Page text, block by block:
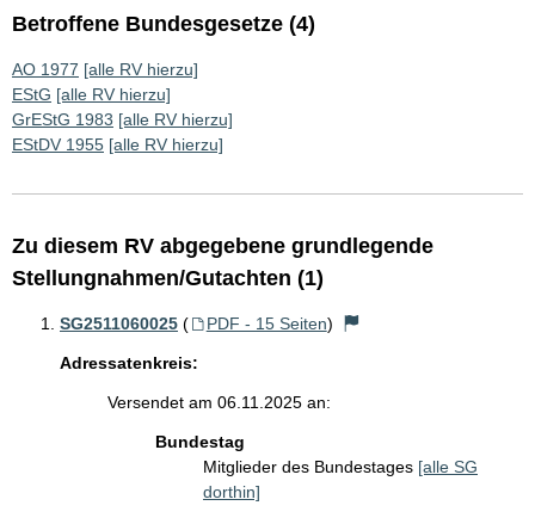
Betroffene Bundesgesetze (4)
AO 1977 [alle RV hierzu]
EStG [alle RV hierzu]
GrEStG 1983 [alle RV hierzu]
EStDV 1955 [alle RV hierzu]
Zu diesem RV abgegebene grundlegende
Stellungnahmen/Gutachten (1)
SG2511060025 ( PDF - 15 Seiten)
Adressatenkreis:
Versendet am 06.11.2025 an:
Bundestag
Mitglieder des Bundestages [alle SG
dorthin]